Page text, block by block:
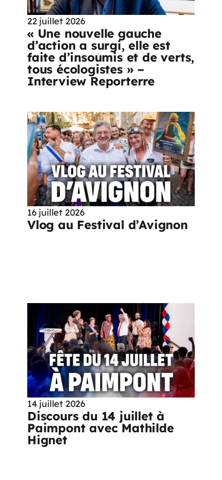
22 juillet 2026
« Une nouvelle gauche
d’action a surgi, elle est
faite d’insoumis et de verts,
tous écologistes » –
Interview Reporterre
16 juillet 2026
Vlog au Festival d’Avignon
14 juillet 2026
Discours du 14 juillet à
Paimpont avec Mathilde
Hignet